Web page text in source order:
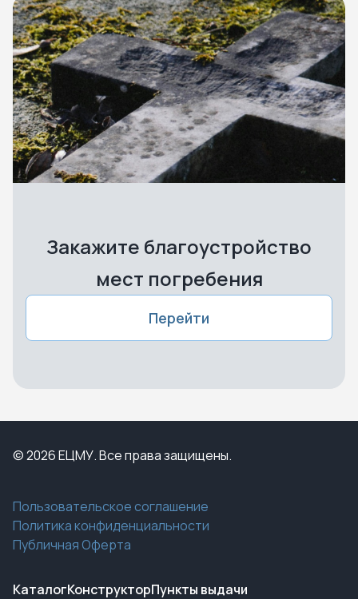
Закажите благоустройство
мест погребения
Перейти
© 2026 ЕЦМУ. Все права защищены.
Пользовательское соглашение
Политика конфиденциальности
Публичная Оферта
КаталогКонструкторПункты выдачи